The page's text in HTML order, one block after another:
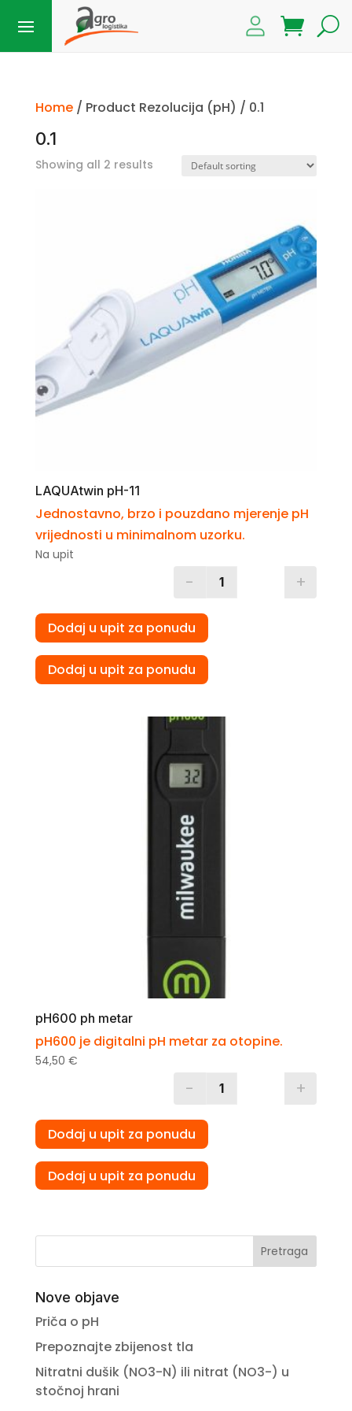
Home/ Product Rezolucija (pH) / 0.1
0.1
Showing all 2 results
LAQUAtwin pH-11
Jednostavno, brzo i pouzdano mjerenje pH
vrijednosti u minimalnom uzorku.
Na upit
- +
Dodaj u upit za ponudu
Dodaj u upit za ponudu
pH600 ph metar
pH600 je digitalni pH metar za otopine.
54,50 €
- +
Dodaj u upit za ponudu
Dodaj u upit za ponudu
Pretraga
Nove objave
Priča o pH
Prepoznajte zbijenost tla
Nitratni dušik (NO3-N) ili nitrat (NO3-) u
stočnoj hrani